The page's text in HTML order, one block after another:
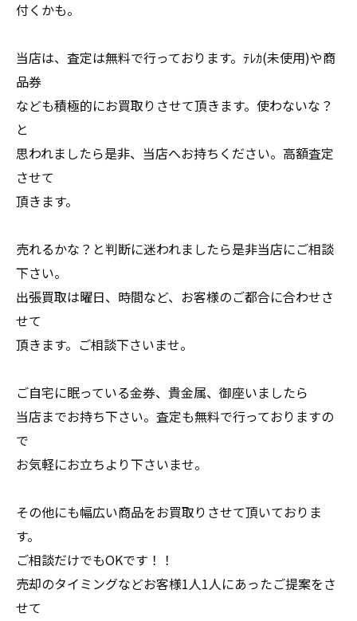
付くかも。
当店は、査定は無料で行っております。ﾃﾚｶ(未使用)や商
品券
なども積極的にお買取りさせて頂きます。使わないな？
と
思われましたら是非、当店へお持ちください。高額査定
させて
頂きます。
売れるかな？と判断に迷われましたら是非当店にご相談
下さい。
出張買取は曜日、時間など、お客様のご都合に合わせさ
せて
頂きます。ご相談下さいませ。
ご自宅に眠っている金券、貴金属、御座いましたら
当店までお持ち下さい。査定も無料で行っておりますの
で
お気軽にお立ちより下さいませ。
その他にも幅広い商品をお買取りさせて頂いておりま
す。
ご相談だけでもOKです！！
売却のタイミングなどお客様1人1人にあったご提案をさ
せて